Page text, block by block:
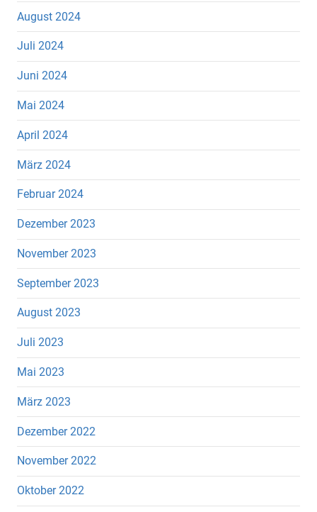
August 2024
Juli 2024
Juni 2024
Mai 2024
April 2024
März 2024
Februar 2024
Dezember 2023
November 2023
September 2023
August 2023
Juli 2023
Mai 2023
März 2023
Dezember 2022
November 2022
Oktober 2022